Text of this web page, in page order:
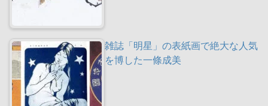
雑誌「明星」の表紙画で絶大な人気
を博した一條成美